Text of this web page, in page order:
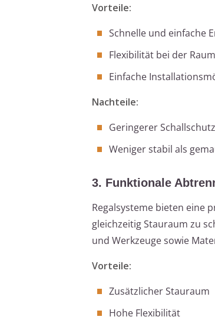
Vorteile:
Schnelle und einfache
Flexibilität bei der
Einfache
Nachteile:
Geringerer Schallschutz
Weniger stabil als
3. Funktionale
Regalsysteme bieten eine
gleichzeitig Stauraum zu
und Werkzeuge sowie
Vorteile:
Zusätzlicher Stauraum
Hohe Flexibilität